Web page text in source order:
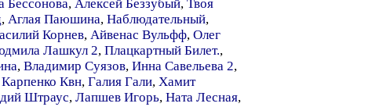
Бессонова, Алексей Беззубый, Твоя
, Аглая Паюшина, Наблюдательный,
Корнев, Айвенас Вульфф, Олег
Лашкул 2, Плацкартный Билет.,
, Владимир Суязов, Инна Савельева 2,
Квн, Галия Гали, Хамит
Штраус, Лапшев Игорь, Ната Лесная,